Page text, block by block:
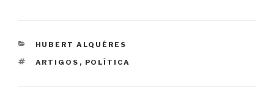
CATEGORIAS
HUBERT ALQUÉRES
TAGS
ARTIGOS , POLÍTICA